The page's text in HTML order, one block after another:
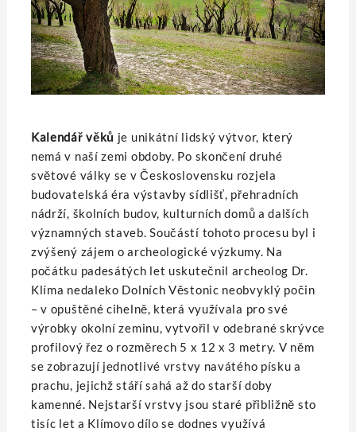
Kalendář věků je unikátní lidský výtvor, který
nemá v naší zemi obdoby. Po skončení druhé
světové války se v Československu rozjela
budovatelská éra výstavby sídlišť, přehradních
nádrží, školních budov, kulturních domů a dalších
významných staveb. Součástí tohoto procesu byl i
zvýšený zájem o archeologické výzkumy. Na
počátku padesátých let uskutečnil archeolog Dr.
Klíma nedaleko Dolních Věstonic neobvyklý počin
– v opuštěné cihelně, která využívala pro své
výrobky okolní zeminu, vytvořil v odebrané skrývce
profilový řez o rozměrech 5 x 12 x 3 metry. V něm
se zobrazují jednotlivé vrstvy navátého písku a
prachu, jejichž stáří sahá až do starší doby
kamenné. Nejstarší vrstvy jsou staré přibližně sto
tisíc let a Klímovo dílo se dodnes využívá